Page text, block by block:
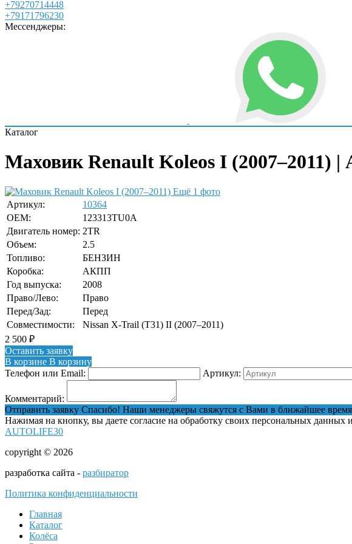
+79270714448
+79171796230
Мессенджеры:
Каталог
Маховик Renault Koleos I (2007–2011) |
Ещё 1 фото
Артикул:
10364
OEM:
123313TU0A
Двигатель номер: 2TR
Объем:
2.5
Топливо:
БЕНЗИН
Коробка:
АКПП
Год выпуска:
2008
Право/Лево:
Право
Перед/Зад:
Перед
Совместимости:
Nissan X-Trail (T31) II (2007–2011)
2 500 ₽
Оставить заявку
В корзине В корзину
Телефон или Email:
Артикул:
Комментарий:
Отправить заявку Спасибо! Наши менеджеры свяжутся с Вами в ближайшее
Нажимая на кнопку, вы даете согласие на обработку своих персональных данных
AUTOLIFE30
copyright © 2026
разработка сайта - разбиратор
Политика конфиденциальности
Главная
Каталог
Колёса